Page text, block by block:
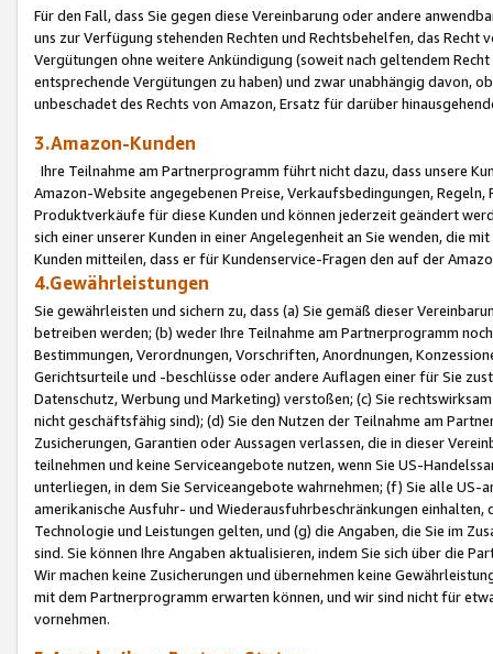
Für den Fall, dass Sie gegen diese Vereinbarung oder andere
uns zur Verfügung stehenden Rechten und Rechtsbehelfen, das
Vergütungen ohne weitere Ankündigung (soweit nach geltendem
entsprechende Vergütungen zu haben) und zwar unabhängig davon,
unbeschadet des Rechts von Amazon, Ersatz für darüber
3.Amazon-Kunden
Ihre Teilnahme am Partnerprogramm führt nicht dazu, dass unsere
Amazon-Website angegebenen Preise, Verkaufsbedingungen,
Produktverkäufe für diese Kunden und können jederzeit geändert
sich einer unserer Kunden in einer Angelegenheit an Sie wenden, die
Kunden mitteilen, dass er für Kundenservice-Fragen den auf der
4.Gewährleistungen
Sie gewährleisten und sichern zu, dass (a) Sie gemäß dieser
betreiben werden; (b) weder Ihre Teilnahme am Partnerprogramm
Bestimmungen, Verordnungen, Vorschriften, Anordnungen,
Gerichtsurteile und -beschlüsse oder andere Auflagen einer für Sie
Datenschutz, Werbung und Marketing) verstoßen; (c) Sie
nicht geschäftsfähig sind); (d) Sie den Nutzen der Teilnahme am
Zusicherungen, Garantien oder Aussagen verlassen, die in dieser
teilnehmen und keine Serviceangebote nutzen, wenn Sie US-
unterliegen, in dem Sie Serviceangebote wahrnehmen; (f) Sie alle
amerikanische Ausfuhr- und Wiederausfuhrbeschränkungen
Technologie und Leistungen gelten, und (g) die Angaben, die Sie im
sind. Sie können Ihre Angaben aktualisieren, indem Sie sich über die
Wir machen keine Zusicherungen und übernehmen keine
mit dem Partnerprogramm erwarten können, und wir sind nicht für
vornehmen.